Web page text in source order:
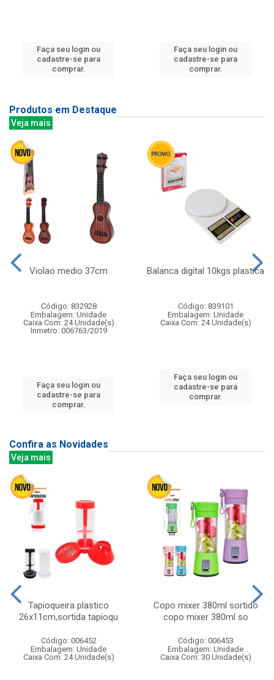
Faça seu login ou
cadastre-se para
comprar.
Faça seu login ou
cadastre-se para
comprar.
Produtos em Destaque
Veja mais
Violao medio 37cm
Código: 832928
Embalagem: Unidade
Caixa Com: 24 Unidade(s)
Inmetro: 006763/2019
Faça seu login ou
cadastre-se para
comprar.
Balanca digital 10kgs plastica
Código: 839101
Embalagem: Unidade
Caixa Com: 24 Unidade(s)
Faça seu login ou
cadastre-se para
comprar.
Confira as Novidades
Veja mais
Tapioqueira plastico
26x11cm,sortida tapioqu
Código: 006452
Embalagem: Unidade
Caixa Com: 24 Unidade(s)
Copo mixer 380ml sortido
copo mixer 380ml so
Código: 006453
Embalagem: Unidade
Caixa Com: 30 Unidade(s)